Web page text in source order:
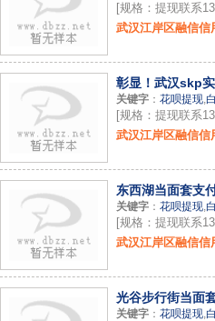
[规格：提现联系
武汉江岸区融信信
彰显！武汉skp
关键字 ： 花呗提现,
[规格：提现联系
武汉江岸区融信信
东西湖当面套支
关键字 ： 花呗提现,
[规格：提现联系
武汉江岸区融信信
光谷步行街当面
关键字 ： 花呗提现,